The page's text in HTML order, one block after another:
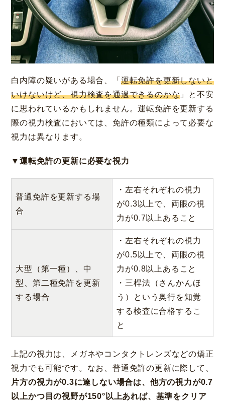
白内障の疑いがある場合、「 運転免許を更新しないと
いけないけど、視力検査を通過できるのかな 」と不安
に思われているかもしれません。運転免許を更新する
際の視力検査においては、免許の種類によって必要な
視力は異なります。
▼運転免許の更新に必要な視力
普通免許を更新する場
合
・左右それぞれの視力
が0.3以上で、両眼の視
力が0.7以上あること
大型（第一種）、中
型、第二種免許を更新
する場合
・左右それぞれの視力
が0.5以上で、両眼の視
力が0.8以上あること
・三桿法（さんかんほ
う）という奥行を知覚
する検査に合格するこ
と
上記の視力は、メガネやコンタクトレンズなどの矯正
視力でも可能です。なお、普通免許の更新に際して、
片方の視力が0.3に達しない場合は、他方の視力が0.7
以上かつ目の視野が150°以上あれば、基準をクリア